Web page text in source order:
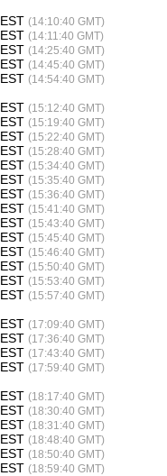
EST (14:10:40 GMT)
EST (14:11:40 GMT)
EST (14:25:40 GMT)
EST (14:45:40 GMT)
EST (14:54:40 GMT)
EST (15:12:40 GMT)
EST (15:19:40 GMT)
EST (15:22:40 GMT)
EST (15:28:40 GMT)
EST (15:34:40 GMT)
EST (15:35:40 GMT)
EST (15:36:40 GMT)
EST (15:41:40 GMT)
EST (15:43:40 GMT)
EST (15:45:40 GMT)
EST (15:46:40 GMT)
EST (15:50:40 GMT)
EST (15:53:40 GMT)
EST (15:57:40 GMT)
EST (17:09:40 GMT)
EST (17:36:40 GMT)
EST (17:43:40 GMT)
EST (17:59:40 GMT)
EST (18:17:40 GMT)
EST (18:30:40 GMT)
EST (18:31:40 GMT)
EST (18:48:40 GMT)
EST (18:50:40 GMT)
EST (18:59:40 GMT)